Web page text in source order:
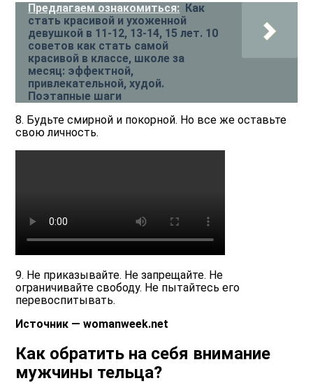
Предлагаем ознакомиться: Как
стать красивой и ухоженной
девушкой в 11-12, 13-14, 15 лет. 10
советов как стать самой
красивой в классе, школе за
месяц: эффектной,
привлекательной, худой.
Поэтапные шаги
8. Будьте смирной и покорной. Но все же оставьте
свою личность.
9. Не приказывайте. Не запрещайте. Не
ограничивайте свободу. Не пытайтесь его
перевоспитывать.
Источник — womanweek.net
Как обратить на себя внимание
мужчины тельца?